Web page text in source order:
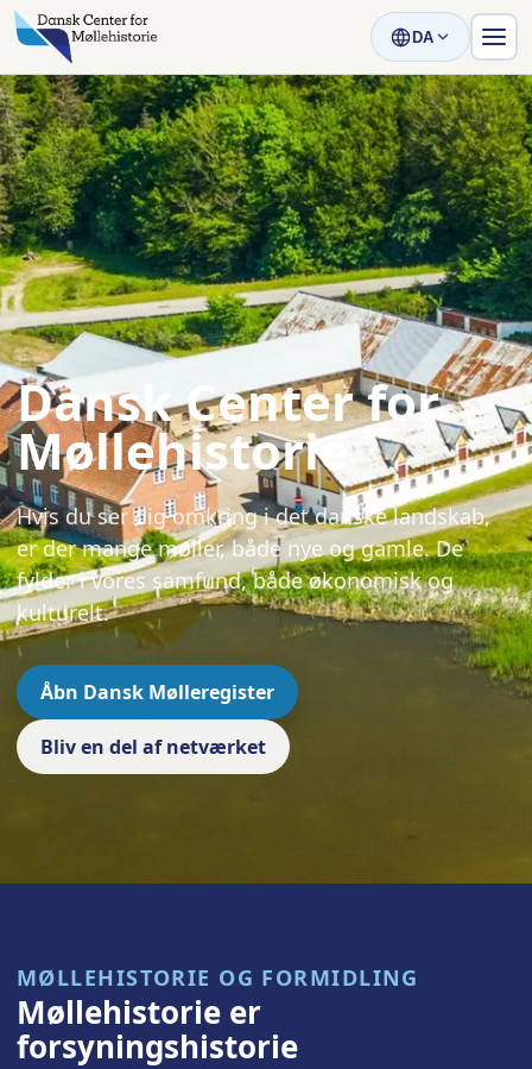
DA
Dansk Center for
Møllehistorie
Hvis du ser dig omkring i det danske landskab,
er der mange møller, både nye og gamle. De
fylder i vores samfund, både økonomisk og
kulturelt.
Åbn Dansk Mølleregister
Bliv en del af netværket
MØLLEHISTORIE OG FORMIDLING
Møllehistorie er
forsyningshistorie